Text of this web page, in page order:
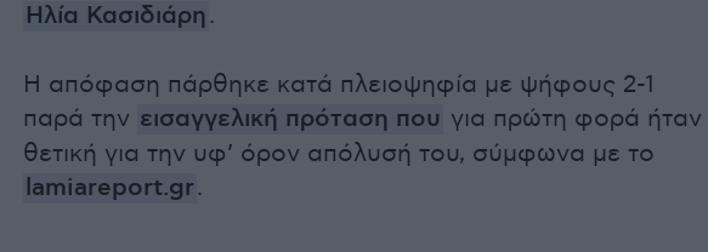
Ηλία Κασιδιάρη.
Η απόφαση πάρθηκε κατά πλειοψηφία με ψήφους 2-1
παρά την εισαγγελική πρόταση που για πρώτη φορά ήταν
θετική για την υφ’ όρον απόλυσή του, σύμφωνα με το
lamiareport.gr.